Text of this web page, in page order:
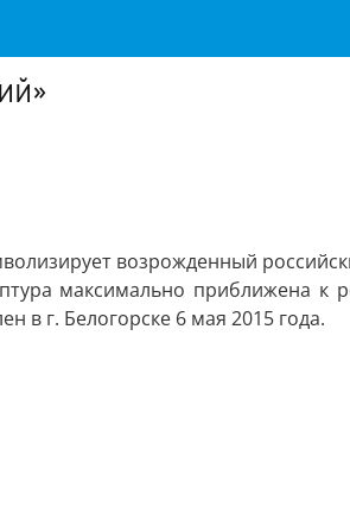
возрожденный
максимально приближена к
в г. Белогорске 6 мая 2015 года.